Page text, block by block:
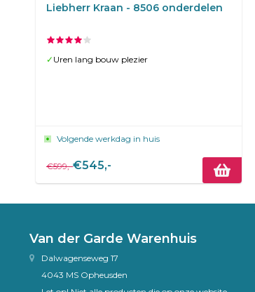
Liebherr Kraan - 8506 onderdelen
✓ Uren lang bouw plezier
Volgende werkdag in huis
€599,-€545,-
Van der Garde Warenhuis
Dalwagenseweg 17
4043 MS Opheusden